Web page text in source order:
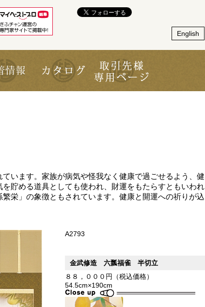
English
います。家族が病気や怪我なく健康で過ごせるよう、健
貯める道具としても使われ、財運をもたらすともいわれ
栄」の象徴ともされています。健康と開運への祈りが込
A2793
金武修造 六瓢福雀 半切立
８８，０００円（税込価格）
54.5cm×190cm